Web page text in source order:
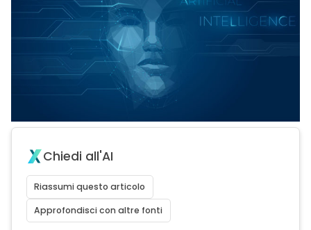
Chiedi all'AI
Riassumi questo articolo
Approfondisci con altre fonti